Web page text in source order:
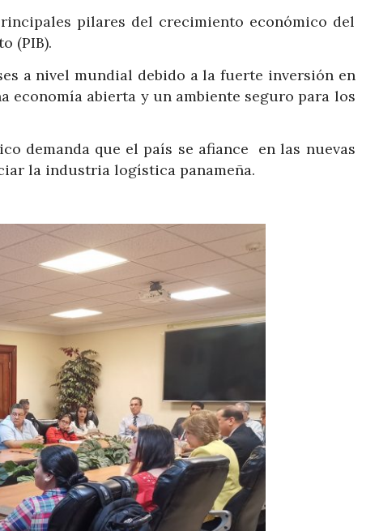
pilares del crecimiento económico del
(PIB).
a nivel mundial debido a la fuerte inversión en
abierta y un ambiente seguro para los
demanda que el país se afiance en las nuevas
la industria logística panameña.